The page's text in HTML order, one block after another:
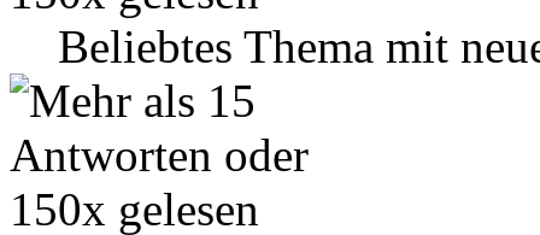
Beliebtes Thema mit